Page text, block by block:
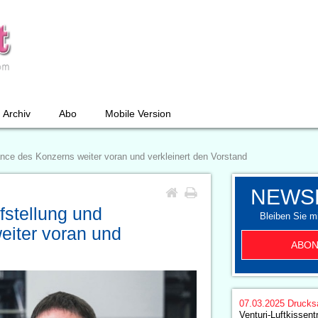
Archiv Abo Mobile Version
des Konzerns weiter voran und verkleinert den Vorstand
und
voran und
Bleiben Sie
07.03.2025
Venturi-